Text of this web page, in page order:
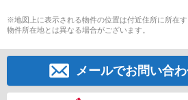
※地図上に表示される物件の位置は付近住所に所在
物件所在地とは異なる場合がございます。
メールでお問い合